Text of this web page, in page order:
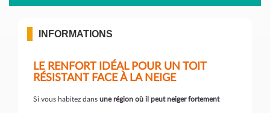
INFORMATIONS
LE RENFORT IDÉAL POUR UN TOIT
RÉSISTANT FACE À LA NEIGE
Si vous habitez dans une région où il peut neiger fortement